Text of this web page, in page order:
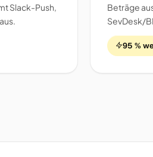
Slack-Push,
Beträge
SevDesk/
95 %